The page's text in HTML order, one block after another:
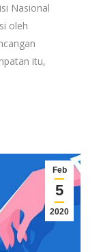
Nasional
oleh
itu,
Feb
5
2020